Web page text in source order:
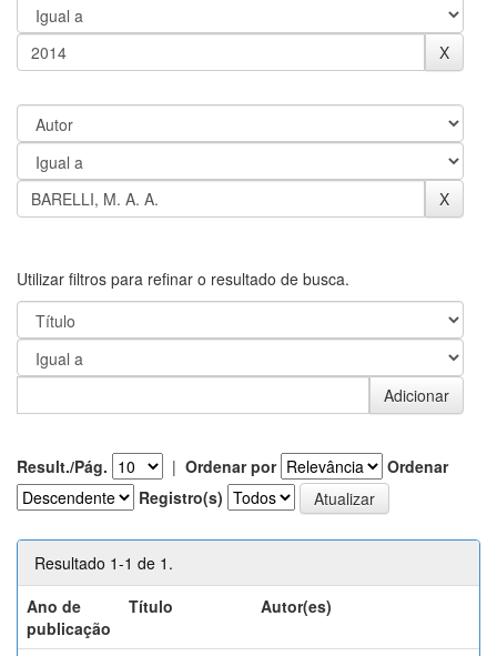
Utilizar filtros para refinar o resultado de busca.
Result./Pág. | Ordenar por
Ordenar
Registro(s)
Resultado 1-1 de 1.
Ano de
publicação
Título Autor(es)